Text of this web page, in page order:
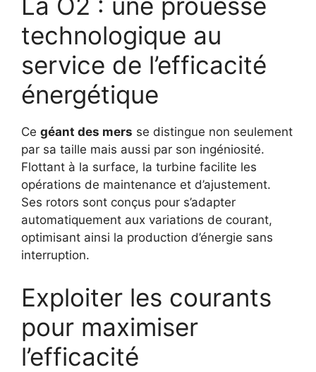
technologique au
service de l’efficacité
énergétique
Ce géant des mers se distingue non seulement
par sa taille mais aussi par son ingéniosité.
Flottant à la surface, la turbine facilite les
opérations de maintenance et d’ajustement.
Ses rotors sont conçus pour s’adapter
automatiquement aux variations de courant,
optimisant ainsi la production d’énergie sans
interruption.
Exploiter les courants
pour maximiser
l’efficacité